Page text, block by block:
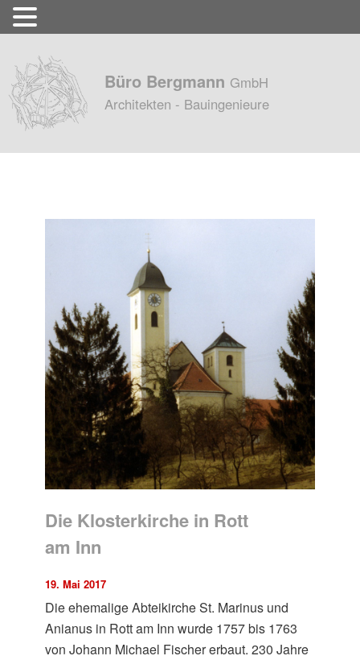
Büro Bergmann GmbH
Architekten - Bauingenieure
Die Klosterkirche in Rott
am Inn
19. Mai 2017
Die ehemalige Abteikirche St. Marinus und
Anianus in Rott am Inn wurde 1757 bis 1763
von Johann Michael Fischer erbaut. 230 Jahre